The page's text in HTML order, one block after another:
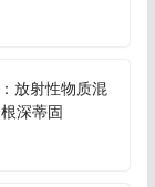
放射性物质混
深蒂固